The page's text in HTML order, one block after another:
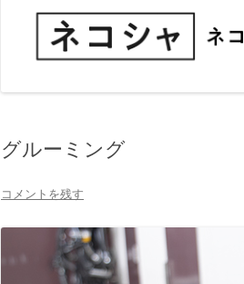
グルーミング
コメントを残す